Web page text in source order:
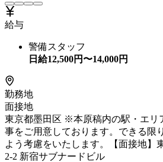
給与
警備スタッフ
日給12,500円〜14,000円
勤務地
面接地
東京都墨田区 ※本原稿内の駅・エリ
事をご用意しております。できる限
よう考慮をいたします。【面接地】
2-2 新宿サブナードビル